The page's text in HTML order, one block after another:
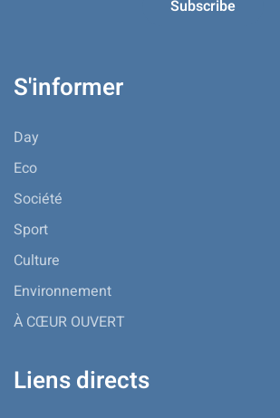
S'informer
Day
Eco
Société
Sport
Culture
Environnement
À CŒUR OUVERT
Liens directs